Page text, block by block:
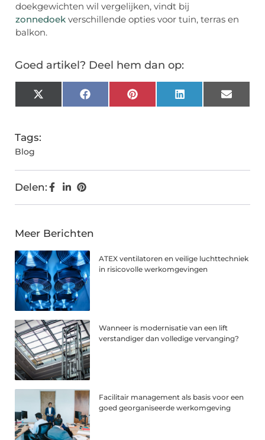
doekgewichten wil vergelijken, vindt bij
zonnedoek verschillende opties voor tuin, terras en
balkon.
Goed artikel? Deel hem dan op:
X
(Twitter)
FacebookPinterestLinkedInEmail
Tags:
Blog
Delen:
Meer Berichten
ATEX ventilatoren en veilige luchttechniek
in risicovolle werkomgevingen
Wanneer is modernisatie van een lift
verstandiger dan volledige vervanging?
Facilitair management als basis voor een
goed georganiseerde werkomgeving